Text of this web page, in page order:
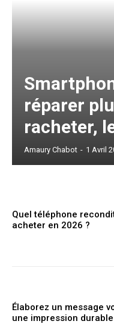
réparer
racheter,
Amaury Chabot - 1 Avril
Quel téléphone
acheter en 2026 ?
Élaborez un message
une impression durable